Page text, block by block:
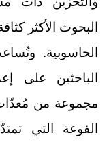
البحوث الأكثر
الحاسوبية.
الباحثين على
مجموعة من